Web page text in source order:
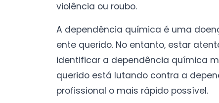
violência ou roubo.
A dependência química é uma
ente querido. No entanto, estar
identificar a dependência química
querido está lutando contra a
profissional o mais rápido possível.